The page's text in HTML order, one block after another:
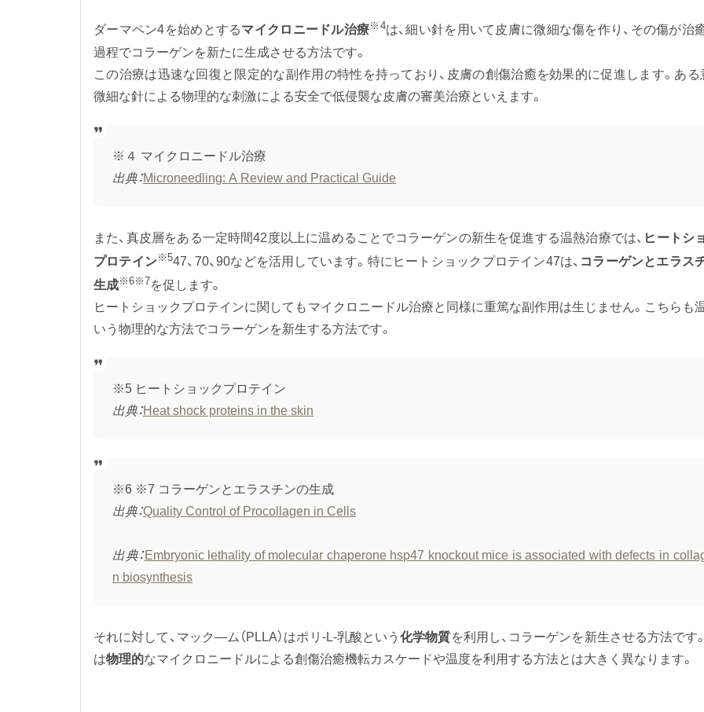
ダーマペン4を始めとするマイクロニードル治療※4は、細い針を用いて皮膚に微細な傷を作り、その傷が治
過程でコラーゲンを新たに生成させる方法です。
この治療は迅速な回復と限定的な副作用の特性を持っており、皮膚の創傷治癒を効果的に促進します。ある
微細な針による物理的な刺激による安全で低侵襲な皮膚の審美治療といえます。
※４ マイクロニードル治療
出典：Microneedling: A Review and Practical Guide
また、真皮層をある一定時間42度以上に温めることでコラーゲンの新生を促進する温熱治療では、 ヒートシ
プロテイン※547、70、90などを活用しています。特にヒートショックプロテイン47は、 コラーゲンとエラス
生成※6※7を促します。
ヒートショックプロテインに関してもマイクロニードル治療と同様に重篤な副作用は生じません。こちらも
いう物理的な方法でコラーゲンを新生する方法です。
※5 ヒートショックプロテイン
出典：Heat shock proteins in the skin
※6 ※7 コラーゲンとエラスチンの生成
出典：Quality Control of Procollagen in Cells
出典：Embryonic lethality of molecular chaperone hsp47 knockout mice is associated with defects in
n biosynthesis
それに対して、マック―ム（PLLA）はポリ-L-乳酸という化学物質を利用し、コラーゲンを新生させる方法です
は物理的なマイクロニードルによる創傷治癒機転カスケードや温度を利用する方法とは大きく異なります。